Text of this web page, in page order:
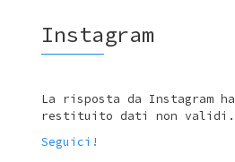
Instagram
La risposta da Instagram ha
restituito dati non validi.
Seguici!